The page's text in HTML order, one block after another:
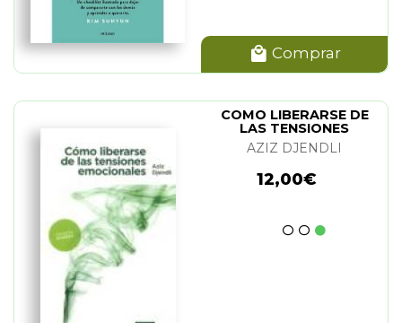
Comprar
COMO LIBERARSE DE
LAS TENSIONES
EMOCIONALES
AZIZ DJENDLI
12,00€